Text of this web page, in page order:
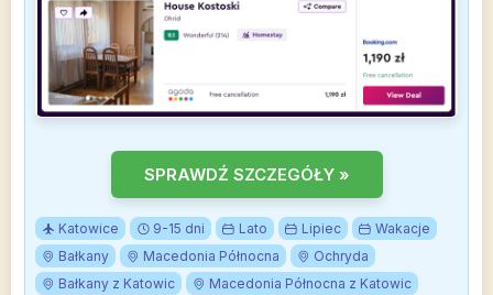
SPRAWDŹ SZCZEGÓŁY »
Katowice 9-15 dni Lato Lipiec
Wakacje
Bałkany
Macedonia Północna
Ochryda
Bałkany z Katowic
Macedonia Północna z Katowic